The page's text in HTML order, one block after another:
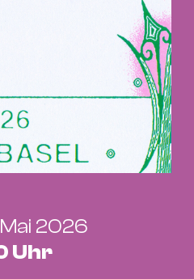
2026
Uhr